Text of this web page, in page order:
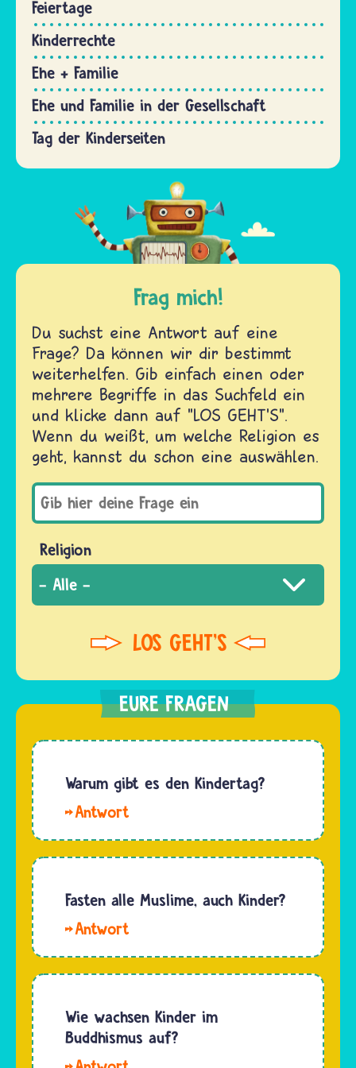
Feiertage
Kinderrechte
Ehe + Familie
Ehe und Familie in der Gesellschaft
Tag der Kinderseiten
Frag mich!
Du suchst eine Antwort auf eine
Frage? Da können wir dir bestimmt
weiterhelfen. Gib einfach einen oder
mehrere Begriffe in das Suchfeld ein
und klicke dann auf "LOS GEHT'S".
Wenn du weißt, um welche Religion es
geht, kannst du schon eine auswählen.
Religion
Warum gibt es den Kindertag?
sind
schutzlos
hilflos,
wenn
ihnen
angetan
wird. Mit
dem
Fasten alle Muslime, auch Kinder?
Ramadan
sehr
viele
Wie wachsen Kinder im
Buddhismus auf?